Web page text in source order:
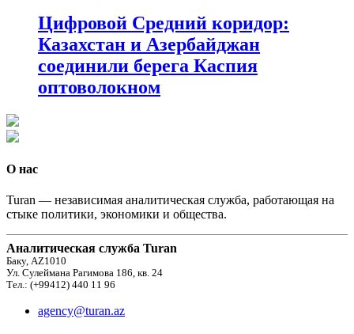
Цифровой Средний коридор:
Казахстан и Азербайджан
соединили берега Каспия
оптоволокном
О нас
Turan — независимая аналитическая служба, работающая на
стыке политики, экономики и общества.
Аналитическая служба Turan
Баку, AZ1010
Ул. Сулеймана Рагимова 186, кв. 24
Тел.: (+99412) 440 11 96
agency@turan.az